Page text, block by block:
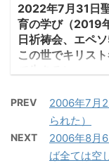
2022年7月31日
育の学び（2019
日祈祷会、エペソ
この世でキリス
て生きる）
のキリスト者の
・悪のはびこる世
中で、キリスト
生きるには、キリ
PREV
2006年7月
られた）
NEXT
2006年8月
ば全ては空